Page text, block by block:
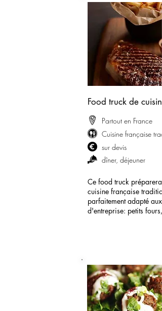
Food truck de
Partout en France
Cuisine française
sur devis
dîner, déjeuner
Ce food truck préparera
cuisine française
parfaitement adapté aux
d'entreprise: petits